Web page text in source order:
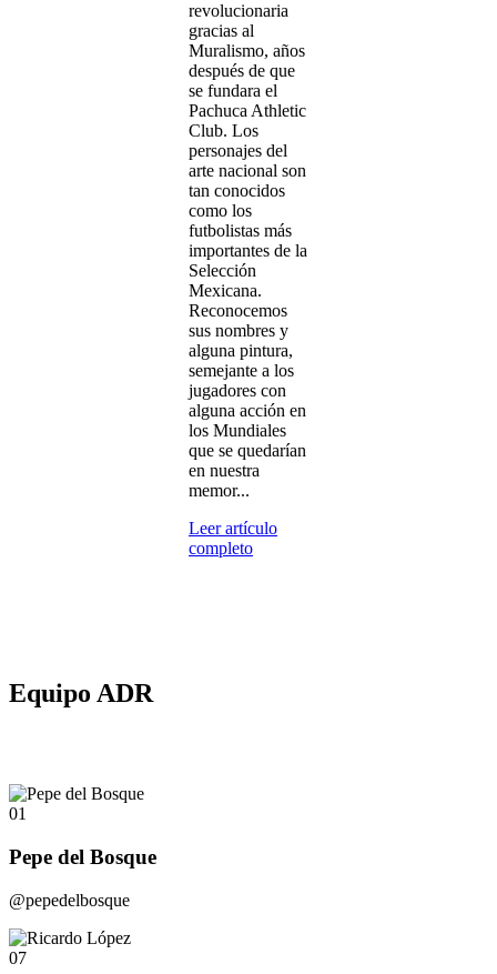
revolucionaria
gracias al
Muralismo, años
después de que
se fundara el
Pachuca Athletic
Club. Los
personajes del
arte nacional son
tan conocidos
como los
futbolistas más
importantes de la
Selección
Mexicana.
Reconocemos
sus nombres y
alguna pintura,
semejante a los
jugadores con
alguna acción en
los Mundiales
que se quedarían
en nuestra
memor...
Leer artículo
completo
Equipo ADR
01
Pepe del Bosque
@pepedelbosque
07